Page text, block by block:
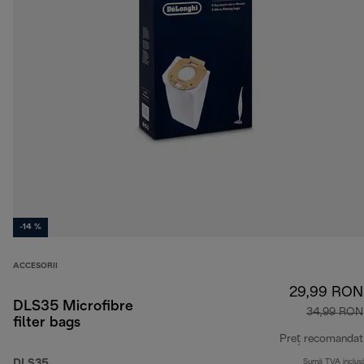
-14 %
ACCESORII
DLS35 Microfibre
filter bags
29,99 RON
34,99 RON
Preț recomandat
Sumă TVA